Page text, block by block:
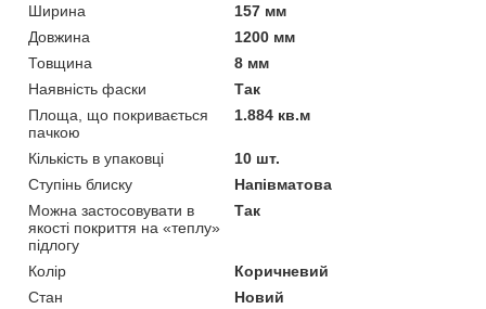
Ширина
157 мм
Довжина
1200 мм
Товщина
8 мм
Наявність фаски
Так
Площа, що покривається
пачкою
1.884 кв.м
Кількість в упаковці
10 шт.
Ступінь блиску
Напівматова
Можна застосовувати в
якості покриття на «теплу»
підлогу
Так
Колір
Коричневий
Стан
Новий